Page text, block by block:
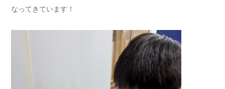
なってきています！